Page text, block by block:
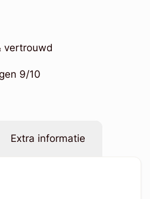
vertrouwd
9/10
Extra informatie